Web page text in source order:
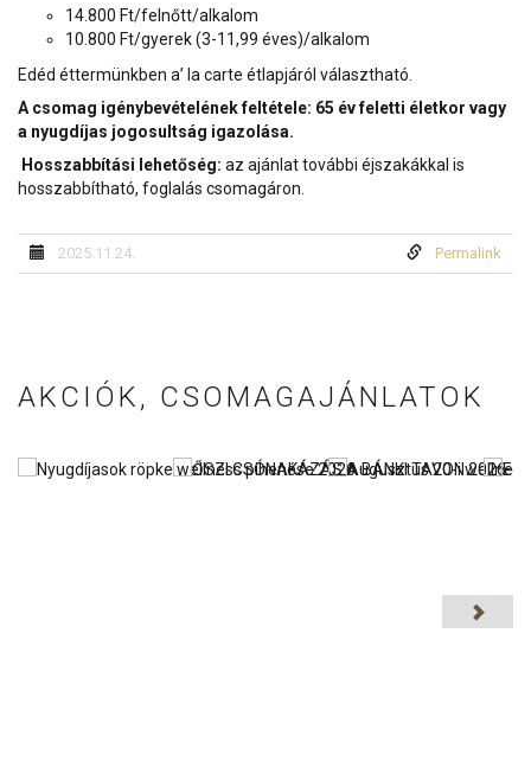
14.800 Ft/felnőtt/alkalom
10.800 Ft/gyerek (3-11,99 éves)/alkalom
Edéd éttermünkben a’ la carte étlapjáról választható.
A csomag igénybevételének feltétele: 65 év feletti életkor vagy
a nyugdíjas jogosultság igazolása.
Hosszabbítási lehetőség: az ajánlat további éjszakákkal is
hosszabbítható, foglalás csomagáron.
2025.11.24. Permalink
AKCIÓK, CSOMAGAJÁNLATOK